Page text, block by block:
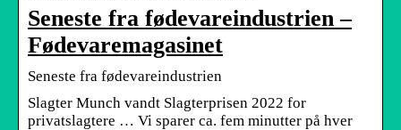
Seneste fra fødevareindustrien –
Fødevaremagasinet
Seneste fra fødevareindustrien
Slagter Munch vandt Slagterprisen 2022 for
privatslagtere … Vi sparer ca. fem minutter på hver